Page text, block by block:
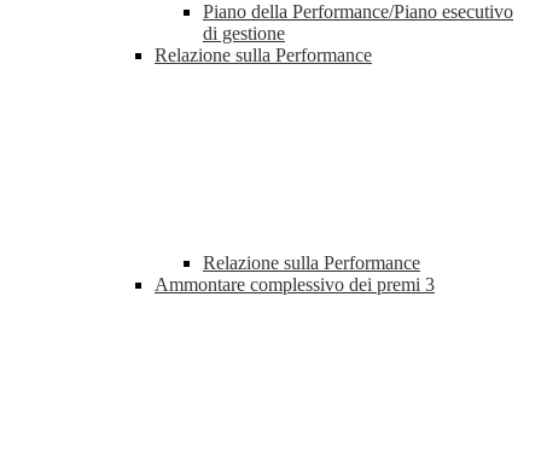
Piano della Performance/Piano esecutivo
di gestione
Relazione sulla Performance
Relazione sulla Performance
Ammontare complessivo dei premi 3